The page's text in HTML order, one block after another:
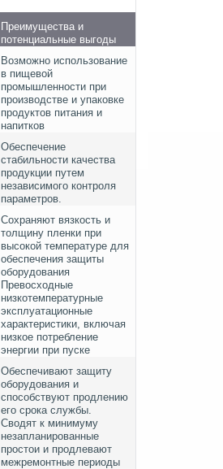
Преимущества и
потенциальные выгоды
Возможно использование
в пищевой
промышленности при
производстве и упаковке
продуктов питания и
напитков
Обеспечение
стабильности качества
продукции путем
независимого контроля
параметров.
Сохраняют вязкость и
толщину пленки при
высокой температуре для
обеспечения защиты
оборудования
Превосходные
низкотемпературные
эксплуатационные
характеристики, включая
низкое потребление
энергии при пуске
Обеспечивают защиту
оборудования и
способствуют продлению
его срока службы.
Сводят к минимуму
незапланированные
простои и продлевают
межремонтные периоды